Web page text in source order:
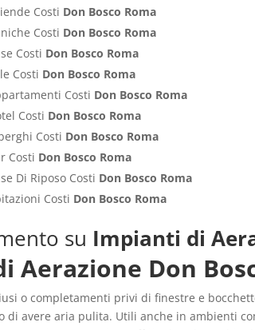
Costi Don Bosco Roma
Costi Don Bosco Roma
Costi Don Bosco Roma
Costi Don Bosco Roma
Costi Don Bosco Roma
Costi Don Bosco Roma
Costi Don Bosco Roma
Costi Don Bosco Roma
Di Riposo Costi Don Bosco Roma
Costi Don Bosco Roma
su Impianti di
Aerazione Don
o completamenti privi di finestre e
di avere aria pulita. Utili anche in ambienti